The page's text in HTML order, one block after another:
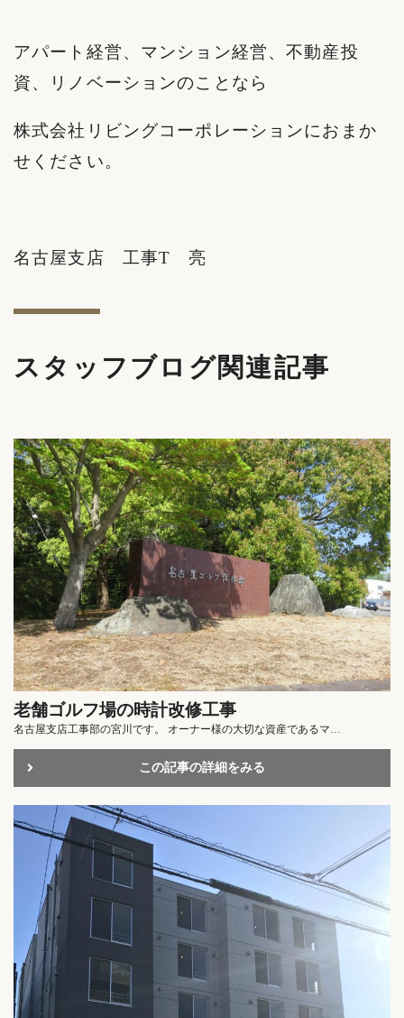
アパート経営、マンション経営、不動産投
資、リノベーションのことなら
株式会社リビングコーポレーションにおまか
せください。
名古屋支店 工事T 亮
スタッフブログ関連記事
老舗ゴルフ場の時計改修工事
名古屋支店工事部の宮川です。 オーナー様の大切な資産であるマ…
この記事の詳細をみる